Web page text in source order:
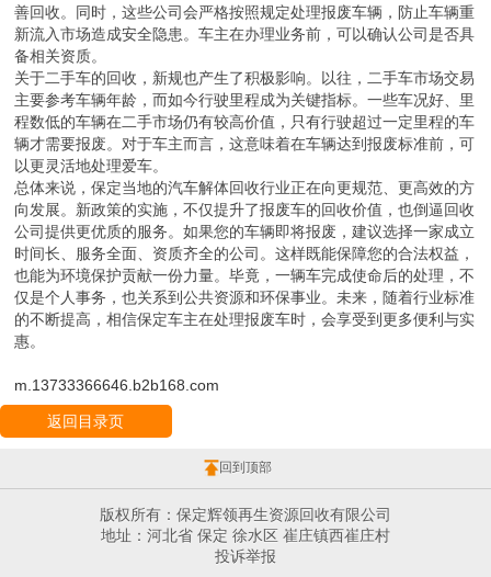
善回收。同时，这些公司会严格按照规定处理报废车辆，防止车辆重
新流入市场造成安全隐患。车主在办理业务前，可以确认公司是否具
备相关资质。
关于二手车的回收，新规也产生了积极影响。以往，二手车市场交易
主要参考车辆年龄，而如今行驶里程成为关键指标。一些车况好、里
程数低的车辆在二手市场仍有较高价值，只有行驶超过一定里程的车
辆才需要报废。对于车主而言，这意味着在车辆达到报废标准前，可
以更灵活地处理爱车。
总体来说，保定当地的汽车解体回收行业正在向更规范、更高效的方
向发展。新政策的实施，不仅提升了报废车的回收价值，也倒逼回收
公司提供更优质的服务。如果您的车辆即将报废，建议选择一家成立
时间长、服务全面、资质齐全的公司。这样既能保障您的合法权益，
也能为环境保护贡献一份力量。毕竟，一辆车完成使命后的处理，不
仅是个人事务，也关系到公共资源和环保事业。未来，随着行业标准
的不断提高，相信保定车主在处理报废车时，会享受到更多便利与实
惠。
m.13733366646.b2b168.com
返回目录页
回到顶部
版权所有：保定辉领再生资源回收有限公司
地址：河北省 保定 徐水区 崔庄镇西崔庄村
投诉举报